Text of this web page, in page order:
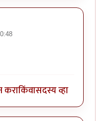
कराकिंवासदस्य व्हा